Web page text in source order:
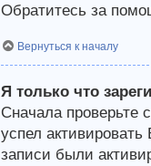
Обратитесь за
Вернуться к началу
Я только что
Сначала проверьте
успел
записи были